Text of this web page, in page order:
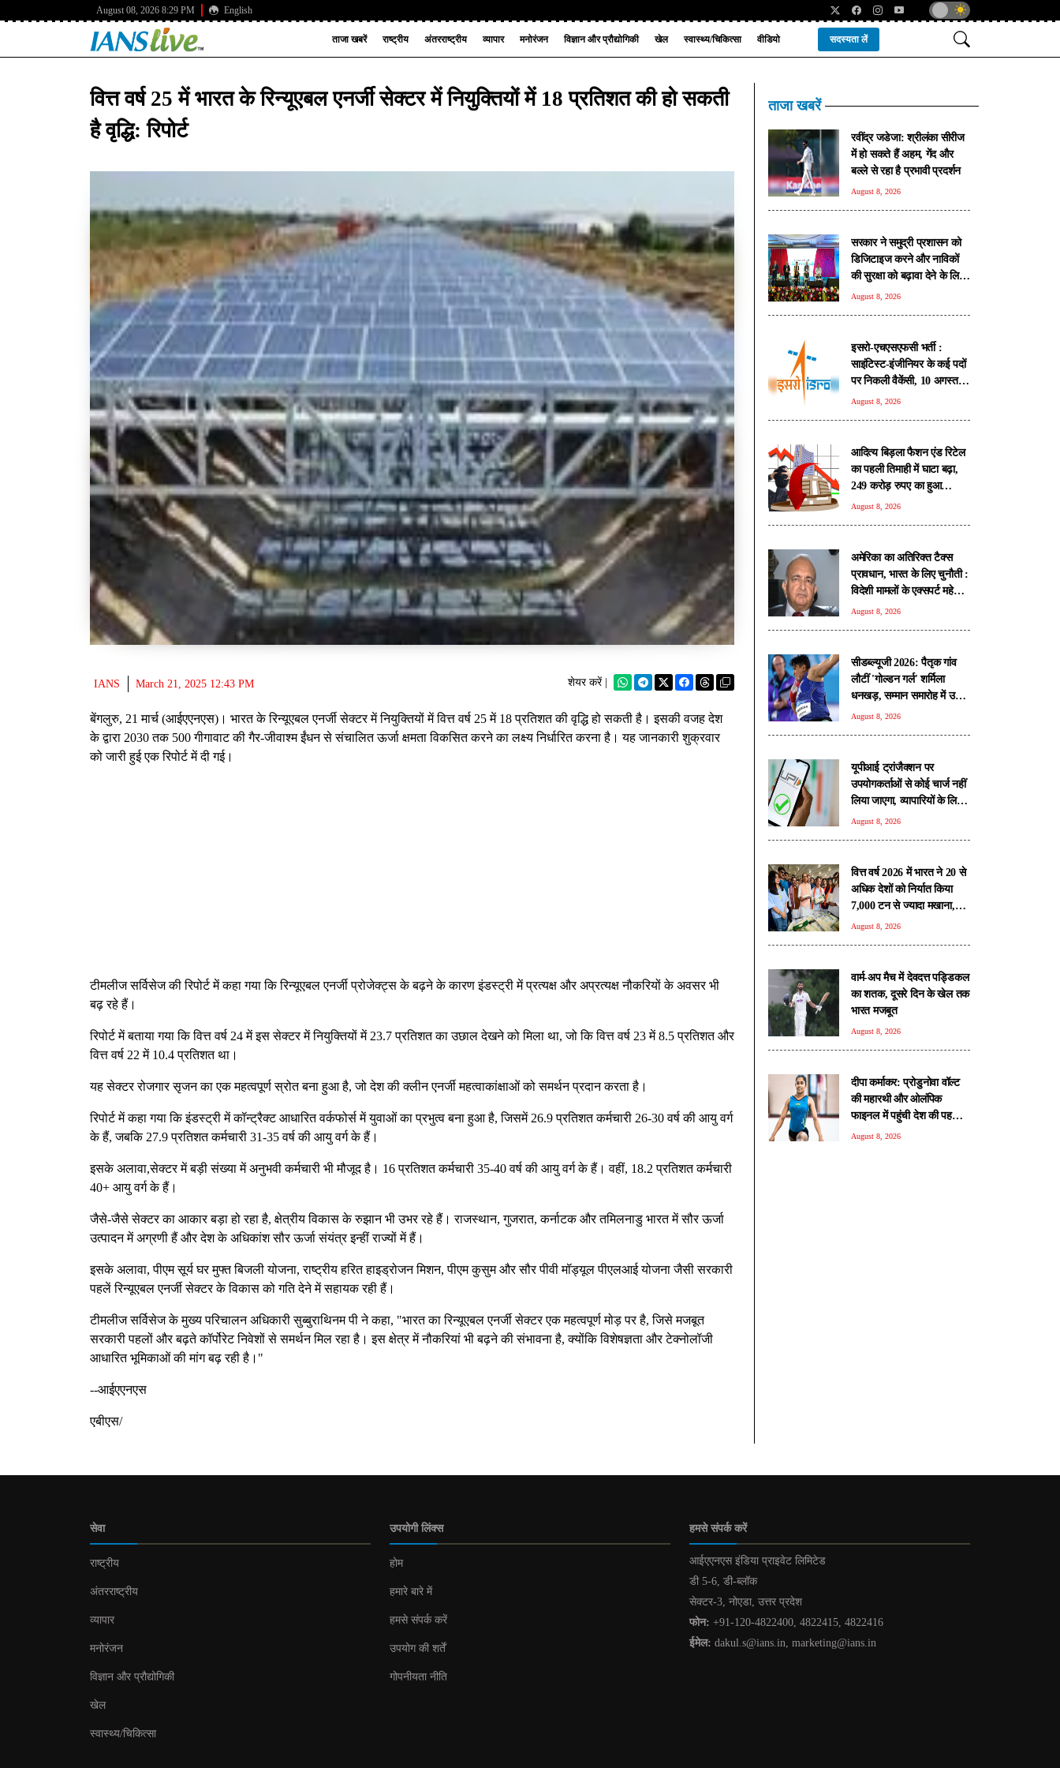
August 08, 2026 8:29 PM English
ताजा खबरें राष्ट्रीय अंतरराष्ट्रीय व्यापार मनोरंजन विज्ञान और प्रौद्योगिकी खेल स्वास्थ्य/चिकित्सा वीडियो सदस्यता लें
वित्त वर्ष 25 में भारत के रिन्यूएबल एनर्जी सेक्टर में नियुक्तियों में 18 प्रतिशत की हो सकती
है वृद्धि: रिपोर्ट
IANS March 21, 2025 12:43 PM शेयर करें |
बेंगलुरु, 21 मार्च (आईएएनएस)। भारत के रिन्यूएबल एनर्जी सेक्टर में नियुक्तियों में वित्त वर्ष 25 में 18 प्रतिशत की वृद्धि हो सकती है। इसकी वजह देश
के द्वारा 2030 तक 500 गीगावाट की गैर-जीवाश्म ईंधन से संचालित ऊर्जा क्षमता विकसित करने का लक्ष्य निर्धारित करना है। यह जानकारी शुक्रवार
को जारी हुई एक रिपोर्ट में दी गई।
टीमलीज सर्विसेज की रिपोर्ट में कहा गया कि रिन्यूएबल एनर्जी प्रोजेक्ट्स के बढ़ने के कारण इंडस्ट्री में प्रत्यक्ष और अप्रत्यक्ष नौकरियों के अवसर भी
बढ़ रहे हैं।
रिपोर्ट में बताया गया कि वित्त वर्ष 24 में इस सेक्टर में नियुक्तियों में 23.7 प्रतिशत का उछाल देखने को मिला था, जो कि वित्त वर्ष 23 में 8.5 प्रतिशत और
वित्त वर्ष 22 में 10.4 प्रतिशत था।
यह सेक्टर रोजगार सृजन का एक महत्वपूर्ण स्रोत बना हुआ है, जो देश की क्लीन एनर्जी महत्वाकांक्षाओं को समर्थन प्रदान करता है।
रिपोर्ट में कहा गया कि इंडस्ट्री में कॉन्ट्रैक्ट आधारित वर्कफोर्स में युवाओं का प्रभुत्व बना हुआ है, जिसमें 26.9 प्रतिशत कर्मचारी 26-30 वर्ष की आयु वर्ग
के हैं, जबकि 27.9 प्रतिशत कर्मचारी 31-35 वर्ष की आयु वर्ग के हैं।
इसके अलावा,सेक्टर में बड़ी संख्या में अनुभवी कर्मचारी भी मौजूद है। 16 प्रतिशत कर्मचारी 35-40 वर्ष की आयु वर्ग के हैं। वहीं, 18.2 प्रतिशत कर्मचारी
40+ आयु वर्ग के हैं।
जैसे-जैसे सेक्टर का आकार बड़ा हो रहा है, क्षेत्रीय विकास के रुझान भी उभर रहे हैं। राजस्थान, गुजरात, कर्नाटक और तमिलनाडु भारत में सौर ऊर्जा
उत्पादन में अग्रणी हैं और देश के अधिकांश सौर ऊर्जा संयंत्र इन्हीं राज्यों में हैं।
इसके अलावा, पीएम सूर्य घर मुफ्त बिजली योजना, राष्ट्रीय हरित हाइड्रोजन मिशन, पीएम कुसुम और सौर पीवी मॉड्यूल पीएलआई योजना जैसी सरकारी
पहलें रिन्यूएबल एनर्जी सेक्टर के विकास को गति देने में सहायक रही हैं।
टीमलीज सर्विसेज के मुख्य परिचालन अधिकारी सुब्बुराथिनम पी ने कहा, "भारत का रिन्यूएबल एनर्जी सेक्टर एक महत्वपूर्ण मोड़ पर है, जिसे मजबूत
सरकारी पहलों और बढ़ते कॉर्पोरेट निवेशों से समर्थन मिल रहा है। इस क्षेत्र में नौकरियां भी बढ़ने की संभावना है, क्योंकि विशेषज्ञता और टेक्नोलॉजी
आधारित भूमिकाओं की मांग बढ़ रही है।"
--आईएएनएस
एबीएस/
ताजा खबरें
रवींद्र जडेजा: श्रीलंका सीरीज
में हो सकते हैं अहम, गेंद और
बल्ले से रहा है प्रभावी प्रदर्शन
August 8, 2026
सरकार ने समुद्री प्रशासन को
डिजिटाइज करने और नाविकों
की सुरक्षा को बढ़ावा देने के लिए
लॉन्च किया 'ई-समुद्र' प्लेटफॉर्म
August 8, 2026
इसरो-एचएसएफसी भर्ती :
साइंटिस्ट-इंजीनियर के कई पदों
पर निकली वैकेंसी, 10 अगस्त से
आवेदन प्रक्रिया शुरू
August 8, 2026
आदित्य बिड़ला फैशन एंड रिटेल
का पहली तिमाही में घाटा बढ़ा,
249 करोड़ रुपए का हुआ
नुकसान
August 8, 2026
अमेरिका का अतिरिक्त टैक्स
प्रावधान, भारत के लिए चुनौती :
विदेशी मामलों के एक्सपर्ट महेश
सचदेव
August 8, 2026
सीडब्ल्यूजी 2026: पैतृक गांव
लौटीं 'गोल्डन गर्ल' शर्मिला
धनखड़, सम्मान समारोह में उमड़ा
जनसैलाब
August 8, 2026
यूपीआई ट्रांजैक्शन पर
उपयोगकर्ताओं से कोई चार्ज नहीं
लिया जाएगा, व्यापारियों के लिए
भी अधिकांश ट्रांजैक्शन रहेंगे
August 8, 2026
वित्त वर्ष 2026 में भारत ने 20 से
अधिक देशों को निर्यात किया
7,000 टन से ज्यादा मखाना,
वैश्विक बाजार में बढ़ी बिहार के
August 8, 2026
वार्म-अप मैच में देवदत्त पड्डिकल
का शतक, दूसरे दिन के खेल तक
भारत मजबूत
August 8, 2026
दीपा कर्माकर: प्रोडुनोवा वॉल्ट
की महारथी और ओलंपिक
फाइनल में पहुंची देश की पहली
जिम्नास्ट
August 8, 2026
सेवा
राष्ट्रीय
अंतरराष्ट्रीय
व्यापार
मनोरंजन
विज्ञान और प्रौद्योगिकी
खेल
स्वास्थ्य/चिकित्सा
उपयोगी लिंक्स
होम
हमारे बारे में
हमसे संपर्क करें
उपयोग की शर्तें
गोपनीयता नीति
हमसे संपर्क करें
आईएएनएस इंडिया प्राइवेट लिमिटेड
डी 5-6, डी-ब्लॉक
सेक्टर-3, नोएडा, उत्तर प्रदेश
फोन: +91-120-4822400, 4822415, 4822416
ईमेल: dakul.s@ians.in, marketing@ians.in